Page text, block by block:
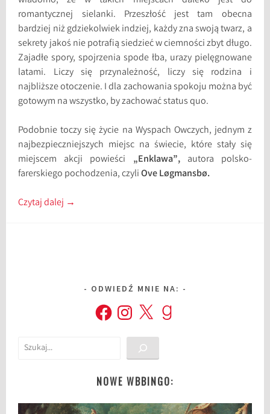
romantycznej sielanki. Przeszłość jest tam obecna
bardziej niż gdziekolwiek indziej, każdy zna swoją twarz, a
sekrety jakoś nie potrafią siedzieć w ciemności zbyt długo.
Zajadłe spory, spojrzenia spode łba, urazy pielęgnowane
latami. Liczy się przynależność, liczy się rodzina i
najbliższe otoczenie. I dla zachowania spokoju można być
gotowym na wszystko, by zachować status quo.
Podobnie toczy się życie na Wyspach Owczych, jednym z
najbezpieczniejszych miejsc na świecie, które stały się
miejscem akcji powieści „Enklawa”,autora polsko-
farerskiego pochodzenia, czyliOve Løgmansbø.
Czytaj dalej →
ODWIEDŹ MNIE NA:
FacebookInstagram
X Goodreads
Szukaj
NOWE WBBINGO: